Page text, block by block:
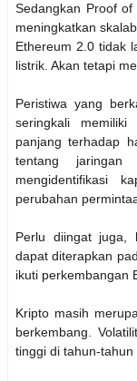
Sedangkan Proof
meningkatkan
Ethereum 2.0 tidak
listrik. Akan tetapi
Peristiwa yang
seringkali
panjang terhadap
tentang jaringan
mengidentifikasi
perubahan
Perlu diingat juga,
dapat diterapkan
ikuti perkembangan
Kripto masih
berkembang.
tinggi di tahun-tahun